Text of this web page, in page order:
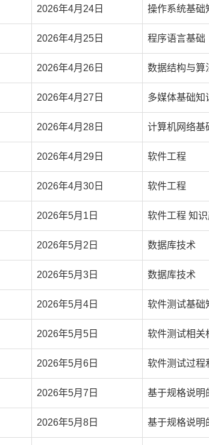
2026年4月24日 操作系统基础
2026年4月25日 程序语言基础
2026年4月26日 数据结构与算
2026年4月27日 多媒体基础知
2026年4月28日 计算机网络基
2026年4月29日 软件工程
2026年4月30日 软件工程
2026年5月1日 软件工程 知
2026年5月2日 数据库技术
2026年5月3日 数据库技术
2026年5月4日 软件测试基础
2026年5月5日 软件测试相关
2026年5月6日 软件测试过程
2026年5月7日 基于规格说明
2026年5月8日 基于规格说明